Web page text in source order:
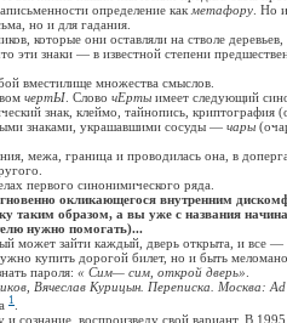
определение как метафору . Но
но и для гадания.
которые они оставляли на стволе
эти знаки — в известной степени
вместилище множества смыслов.
чертЫ . Слово чЕрты имеет следующий
знак, клеймо, тайнопись, криптография
знаками, украшавшими сосуды — чары
межа, граница и проводилась она, в
первого синонимического ряда.
окликающегося внутренним
таким образом, а вы уже с названия
нужно помогать)...
зайти каждый, дверь открыта, и все —
купить дорогой билет, но и быть
пароля: « Сим— сим, открой дверь»
Вячеслав Курицын. Переписка. Москва:
1
воспроизведу свой вариант. В